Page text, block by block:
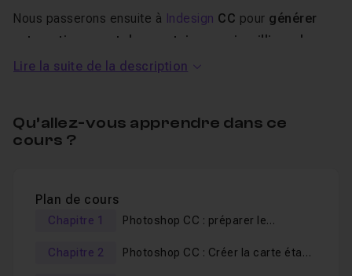
Nous passerons ensuite à Indesign CC pour générer
automatiquement des centaines, voir milliers des
cartes , basées sur le modèle créé dans Photoshop.
automatiquement les QR Codes et comment insérer des
photos dynamiquement !
Vous allez découvrir l'interface des deux logiciels, créer
et personnaliser les espaces de travail, et un ensemble
tempset être efficace.
Lire la suite de la description
Qu’allez-vous apprendre dans ce
cours ?
Plan de cours
Chapitre 1
Photoshop CC : préparer le
Chapitre 2
Photoshop CC : Créer la carte étape